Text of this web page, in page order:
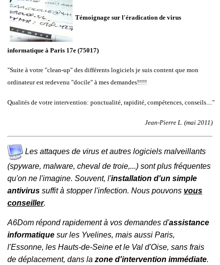
Témoignage sur l'éradication de virus
informatique à Paris 17e (75017)
"Suite à votre "clean-up" des différents logiciels je suis content que mon
ordinateur est redevenu "docile" à mes demandes!!!!!
Qualités de votre intervention: ponctualité, rapidité, compétences, conseils...."
Jean-Pierre L. (mai 2011)
Les attaques de virus et autres logiciels malveillants
(spyware, malware, cheval de troie,...) sont plus fréquentes
qu'on ne l'imagine. Souvent, l'installation d'un simple
antivirus suffit à stopper l'infection. Nous pouvons vous
conseiller.
A6Dom répond rapidement à vos demandes d'assistance
informatique sur les Yvelines, mais aussi Paris,
l'Essonne, les Hauts-de-Seine et le Val d'Oise, sans frais
de déplacement, dans la zone d'intervention immédiate.